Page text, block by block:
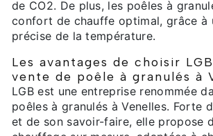
de CO2. De plus, les poêles à
confort de chauffe optimal, grâce à
précise de la température.
Les avantages de choisir
vente de poêle à granulés à
LGB est une entreprise renommée
poêles à granulés à Venelles. Forte
et de son savoir-faire, elle propose